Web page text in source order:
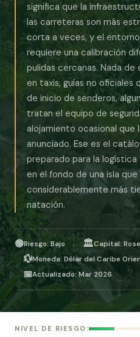
significa que la
las carreteras son más
corta a veces, y el
requiere una calibración
pulidas cercanas. Nada de
en taxis, guías no oficiales
de inicio de senderos,
tratan el equipo de
alojamiento ocasional que
anunciado. Ese es el
preparado para la logística
en el fondo de una isla
considerablemente más
natación.
🟢Riesgo: Bajo 🏛️Capital:
💱Moneda: Dólar del Caribe
📅Actualizado: Mar 2026
NIVEL DE RIESGO: